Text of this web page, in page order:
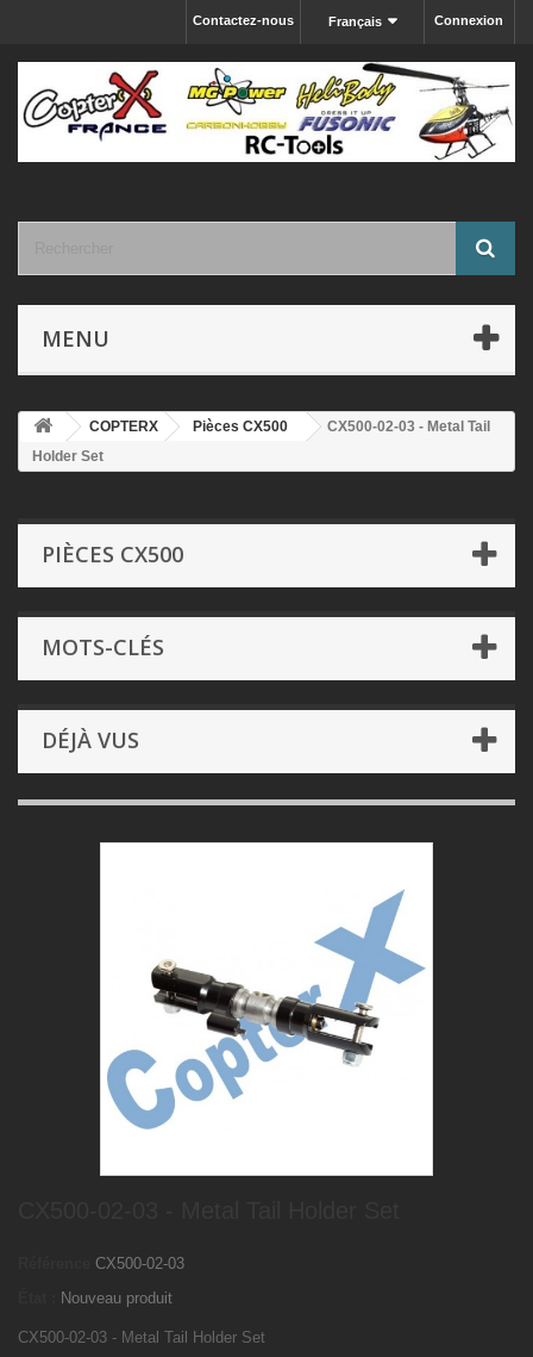
Connexion
Français
Contactez-nous
MENU
COPTERX Pièces CX500
CX500-02-03 - Metal Tail
Holder Set
PIÈCES CX500
MOTS-CLÉS
DÉJÀ VUS
CX500-02-03
Nouveau produit
CX500-02-03 - Metal Tail Holder Set